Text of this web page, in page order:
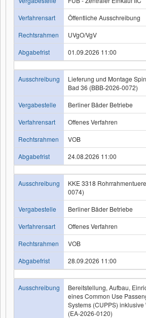
Verfahrensart
Öffentliche Ausschreibung
Rechtsrahmen
UVgO/VgV
Abgabefrist
01.09.2026 11:00
Ausschreibung
Lieferung und Montage
Bad 36 (BBB-2026-0072)
Vergabestelle
Berliner Bäder Betriebe
Verfahrensart
Offenes Verfahren
Rechtsrahmen
VOB
Abgabefrist
24.08.2026 11:00
Ausschreibung
KKE 3318
0074)
Vergabestelle
Berliner Bäder Betriebe
Verfahrensart
Offenes Verfahren
Rechtsrahmen
VOB
Abgabefrist
28.09.2026 11:00
Ausschreibung
Bereitstellung, Aufbau,
eines Common Use
Systems (CUPPS)
(EA-2026-0120)